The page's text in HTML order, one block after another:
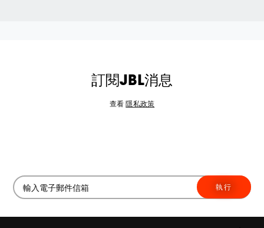
訂閱JBL消息
查看隱私政策
執行